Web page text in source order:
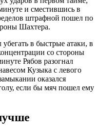
и сместившись в
штрафной пошел по
Шахтера.
в быстрые атаки, в
со стороны
Рябов разогнал
Кузыка с левого
оказался
если бы мяч пошел ему